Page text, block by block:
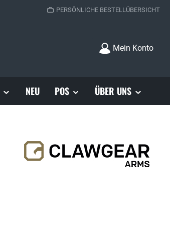
PERSÖNLICHE BESTELLÜBERSICHT
Mein Konto
NEU POS ÜBER UNS